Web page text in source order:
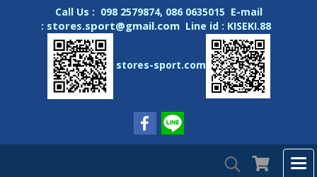
Call Us : 098 2579874, 086 0635015 E-mail
: stores.sport@gmail.com Line id : KISEKI.88
stores-sport.com